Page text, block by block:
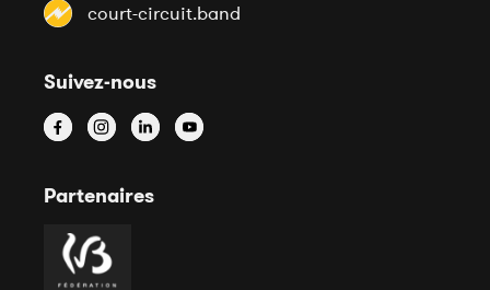
court-circuit.band
Suivez-nous
Partenaires